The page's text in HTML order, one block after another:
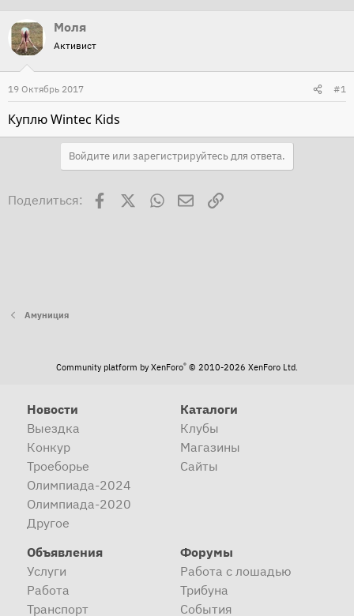
о
р
т
е
а
ч
а
Моля
Активист
19 Октябрь 2017 #1
Куплю Wintec Kids
Войдите или зарегистрируйтесь для ответа.
Поделиться: Facebook WhatsAppЭлектронная почта
Ссылка
Амуниция
Community platform by XenForo® © 2010-2026 XenForo Ltd.
Новости
Выездка
Конкур
Троеборье
Олимпиада-2024
Олимпиада-2020
Другое
Каталоги
Клубы
Магазины
Сайты
Объявления
Услуги
Работа
Транспорт
Форумы
Работа с лошадью
Трибуна
События